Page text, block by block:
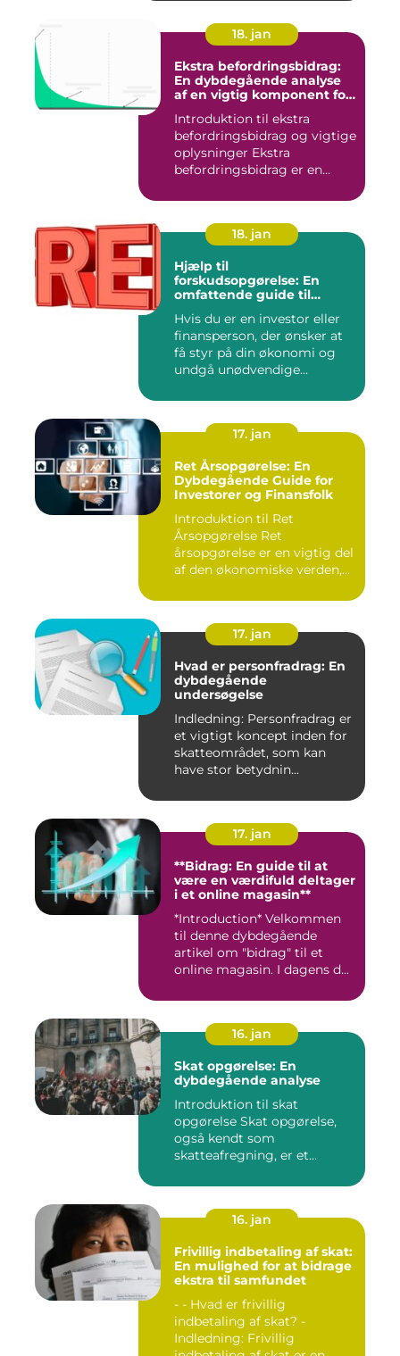
18. jan
Ekstra befordringsbidrag:
En dybdegående analyse
af en vigtig komponent for
Introduktion til ekstra
befordringsbidrag og vigtige
oplysninger Ekstra
befordringsbidrag er en
18. jan
Hjælp til
forskudsopgørelse: En
omfattende guide til
Hvis du er en investor eller
finansperson, der ønsker at
få styr på din økonomi og
undgå unødvendige...
17. jan
Ret Årsopgørelse: En
Dybdegående Guide for
Investorer og Finansfolk
Introduktion til Ret
Årsopgørelse Ret
årsopgørelse er en vigtig del
af den økonomiske verden,
17. jan
Hvad er personfradrag: En
dybdegående
undersøgelse
Indledning: Personfradrag er
et vigtigt koncept inden for
skatteområdet, som kan
have stor betydnin...
17. jan
**Bidrag: En guide til at
være en værdifuld deltager
i et online magasin**
*Introduction* Velkommen
til denne dybdegående
artikel om "bidrag" til et
online magasin. I dagens d...
16. jan
Skat opgørelse: En
dybdegående analyse
Introduktion til skat
opgørelse Skat opgørelse,
også kendt som
skatteafregning, er et
16. jan
Frivillig indbetaling af skat:
En mulighed for at bidrage
ekstra til samfundet
- - Hvad er frivillig
indbetaling af skat? -
Indledning: Frivillig